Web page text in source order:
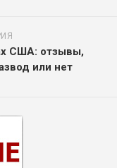
США: отзывы,
или нет